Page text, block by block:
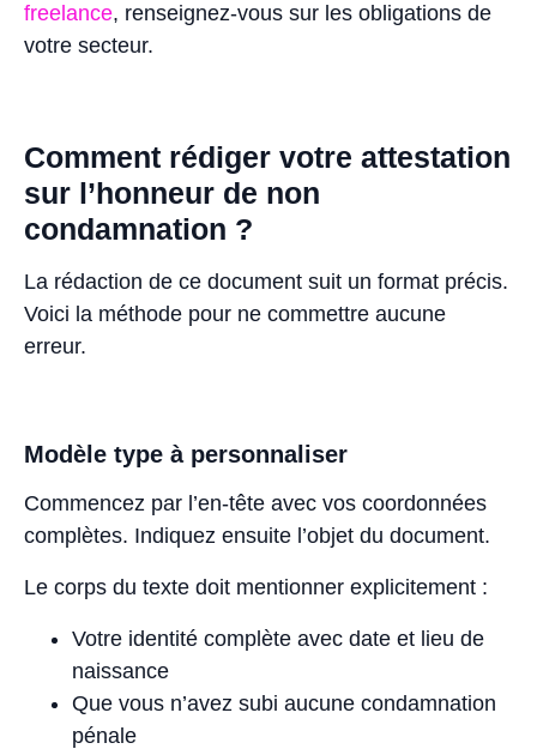
freelance, renseignez-vous sur les obligations de
votre secteur.
Comment rédiger votre attestation
sur l’honneur de non
condamnation ?
La rédaction de ce document suit un format précis.
Voici la méthode pour ne commettre aucune
erreur.
Modèle type à personnaliser
Commencez par l’en-tête avec vos coordonnées
complètes. Indiquez ensuite l’objet du document.
Le corps du texte doit mentionner explicitement :
Votre identité complète avec date et lieu de
naissance
Que vous n’avez subi aucune condamnation
pénale